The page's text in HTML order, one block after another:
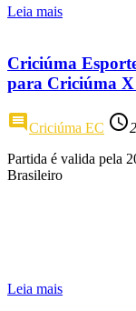
Leia mais
Criciúma
para Criciúma
commentCriciúma EC access_time
Partida é valida pela
Brasileiro
Leia mais